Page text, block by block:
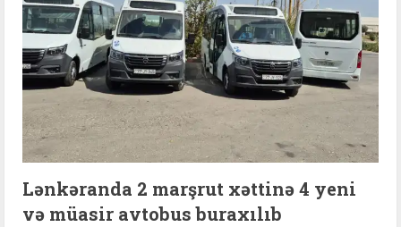
Lənkəranda 2 marşrut xəttinə 4 yeni
və müasir avtobus buraxılıb